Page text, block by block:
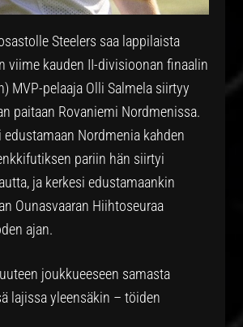
Steelers saa lappilaista
viime kauden II-divisioonan finaalin
MVP-pelaaja Olli Salmela siirtyy
paitaan Rovaniemi Nordmenissa.
edustamaan Nordmenia kahden
pariin hän siirtyi
ja kerkesi edustamaankin
Ounasvaaran Hiihtoseuraa
ajan.
joukkueeseen samasta
lajissa yleensäkin – töiden